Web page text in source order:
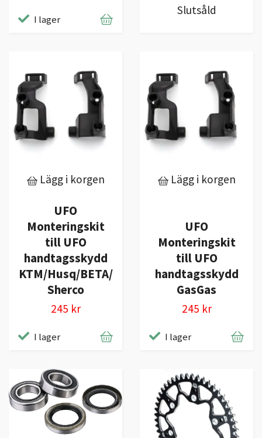
I lager
Slutsåld
Lägg i korgen
UFO
Monteringskit
till UFO
handtagsskydd
KTM/Husq/BETA/
Sherco
245 kr
I lager
Lägg i korgen
UFO
Monteringskit
till UFO
handtagsskydd
GasGas
245 kr
I lager